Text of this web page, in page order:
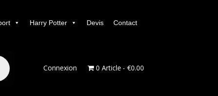
Harry Potter Devis Contact
Connexion 0 Article €0.00